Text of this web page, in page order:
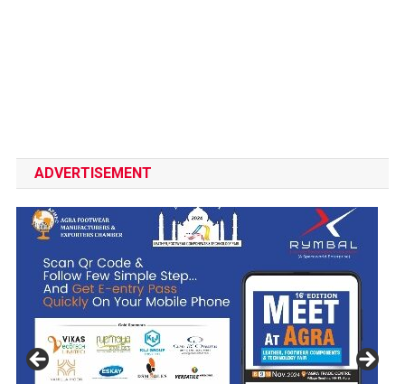
ADVERTISEMENT